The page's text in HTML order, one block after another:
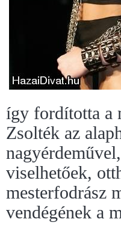
így fordította a
Zsolték az
viselhetőek,
mesterfodrász
vendégének a